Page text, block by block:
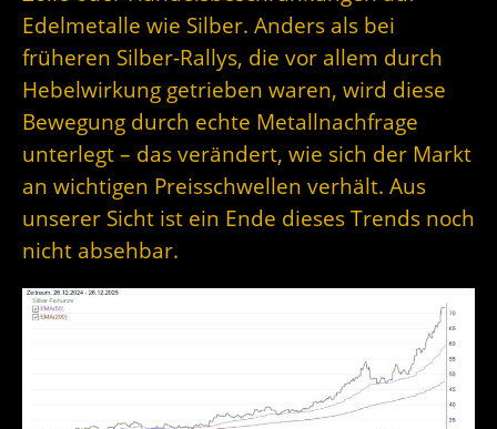
Edelmetalle wie Silber. Anders als bei
früheren Silber-Rallys, die vor allem durch
Hebelwirkung getrieben waren, wird diese
Bewegung durch echte Metallnachfrage
unterlegt – das verändert, wie sich der Markt
an wichtigen Preisschwellen verhält. Aus
unserer Sicht ist ein Ende dieses Trends noch
nicht absehbar.